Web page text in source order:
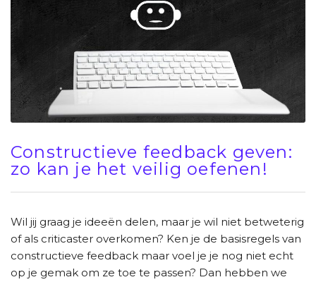
Constructieve feedback geven:
zo kan je het veilig oefenen!
Wil jij graag je ideeën delen, maar je wil niet betweterig
of als criticaster overkomen? Ken je de basisregels van
constructieve feedback maar voel je je nog niet echt
op je gemak om ze toe te passen? Dan hebben we